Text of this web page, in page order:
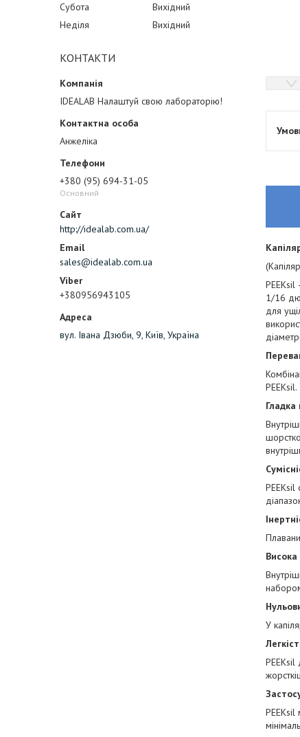
Субота
Вихідний
Неділя
Вихідний
КОНТАКТИ
IDEALAB Налаштуй свою лабораторію!
Анжеліка
+380 (95) 694-31-05
Основний
http://idealab.com.ua/
sales@idealab.com.ua
+380956943105
вул. Івана Дзюби, 9, Київ, Україна
1/16
для
Гладка
PEEKsil
Висока
У
PEEKsil
PEEKsil